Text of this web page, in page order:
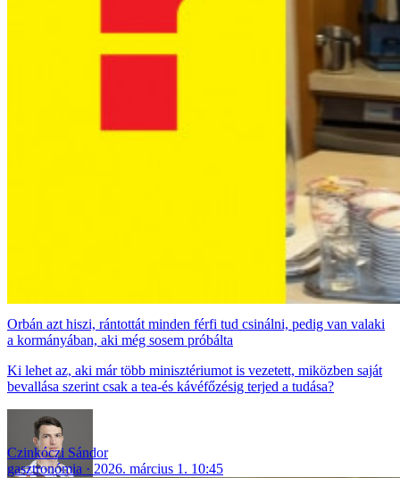
Orbán azt hiszi, rántottát minden férfi tud csinálni, pedig van valaki
a kormányában, aki még sosem próbálta
Ki lehet az, aki már több minisztériumot is vezetett, miközben saját
bevallása szerint csak a tea-és kávéfőzésig terjed a tudása?
Czinkóczi Sándor
gasztronómia
2026. március 1. 10:45